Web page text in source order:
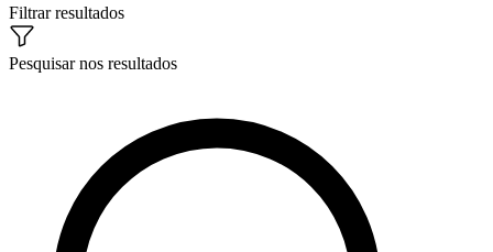
Filtrar resultados
Pesquisar nos resultados